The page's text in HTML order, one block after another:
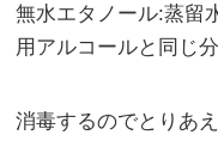
無水エタノール:蒸留
用アルコールと同じ
消毒するのでとりあ